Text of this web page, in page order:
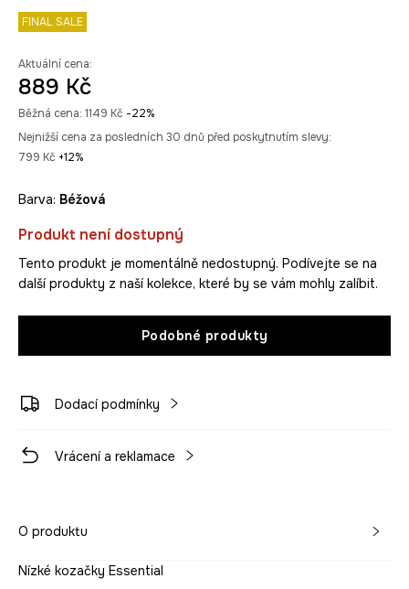
FINAL SALE
Aktuální cena:
889 Kč
Běžná cena: 1149 Kč -22%
Nejnižší cena za posledních 30 dnů před poskytnutím slevy:
799 Kč +12%
Barva: béžová
Produkt není dostupný
Tento produkt je momentálně nedostupný. Podívejte se na
další produkty z naší kolekce, které by se vám mohly zalíbit.
Podobné produkty
Dodací podmínky
Vrácení a reklamace
O produktu
Nízké kozačky Essential